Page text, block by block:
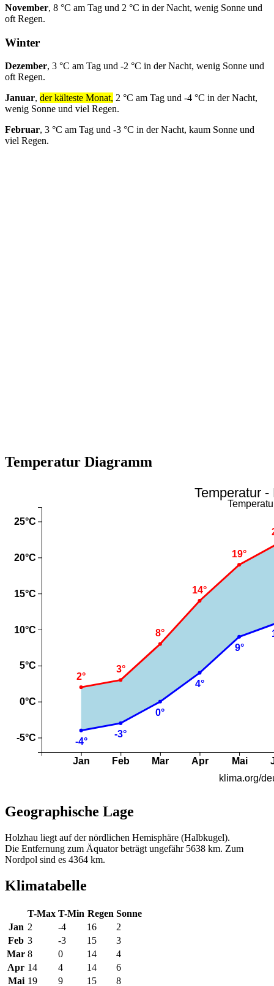
November, 8 °C am Tag und 2 °C in der Nacht, wenig Sonne und
oft Regen.
Winter
Dezember, 3 °C am Tag und -2 °C in der Nacht, wenig Sonne und
oft Regen.
Januar, der kälteste Monat, 2 °C am Tag und -4 °C in der Nacht,
wenig Sonne und viel Regen.
Februar, 3 °C am Tag und -3 °C in der Nacht, kaum Sonne und
viel Regen.
Temperatur Diagramm
Geographische Lage
Holzhau liegt auf der nördlichen Hemisphäre (Halbkugel).
Die Entfernung zum Äquator beträgt ungefähr 5638 km. Zum
Nordpol sind es 4364 km.
Klimatabelle
T-Max T-Min Regen Sonne
Jan 2 -4 16
2
Feb 3 -3 15
3
Mar 8 0 14
4
Apr 14 4 14
6
Mai 19 9 15 8